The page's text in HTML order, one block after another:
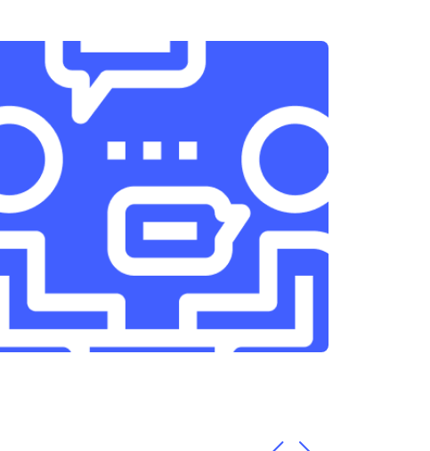
от 3300 ₽
от 1400 ₽ Заказать
от 2700 ₽ Заказать
от 950 ₽ Заказать
от 1750 ₽